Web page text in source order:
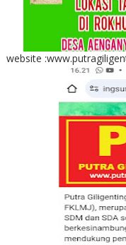
website